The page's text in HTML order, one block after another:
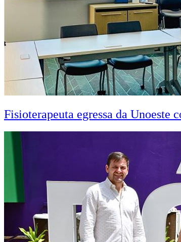
Fisioterapeuta egressa da Unoeste